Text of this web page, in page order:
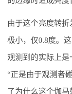
由于这个亮度转
极小，仅0.8度。
观测到的实际上是
“正是由于观测者
了为什么这个伽